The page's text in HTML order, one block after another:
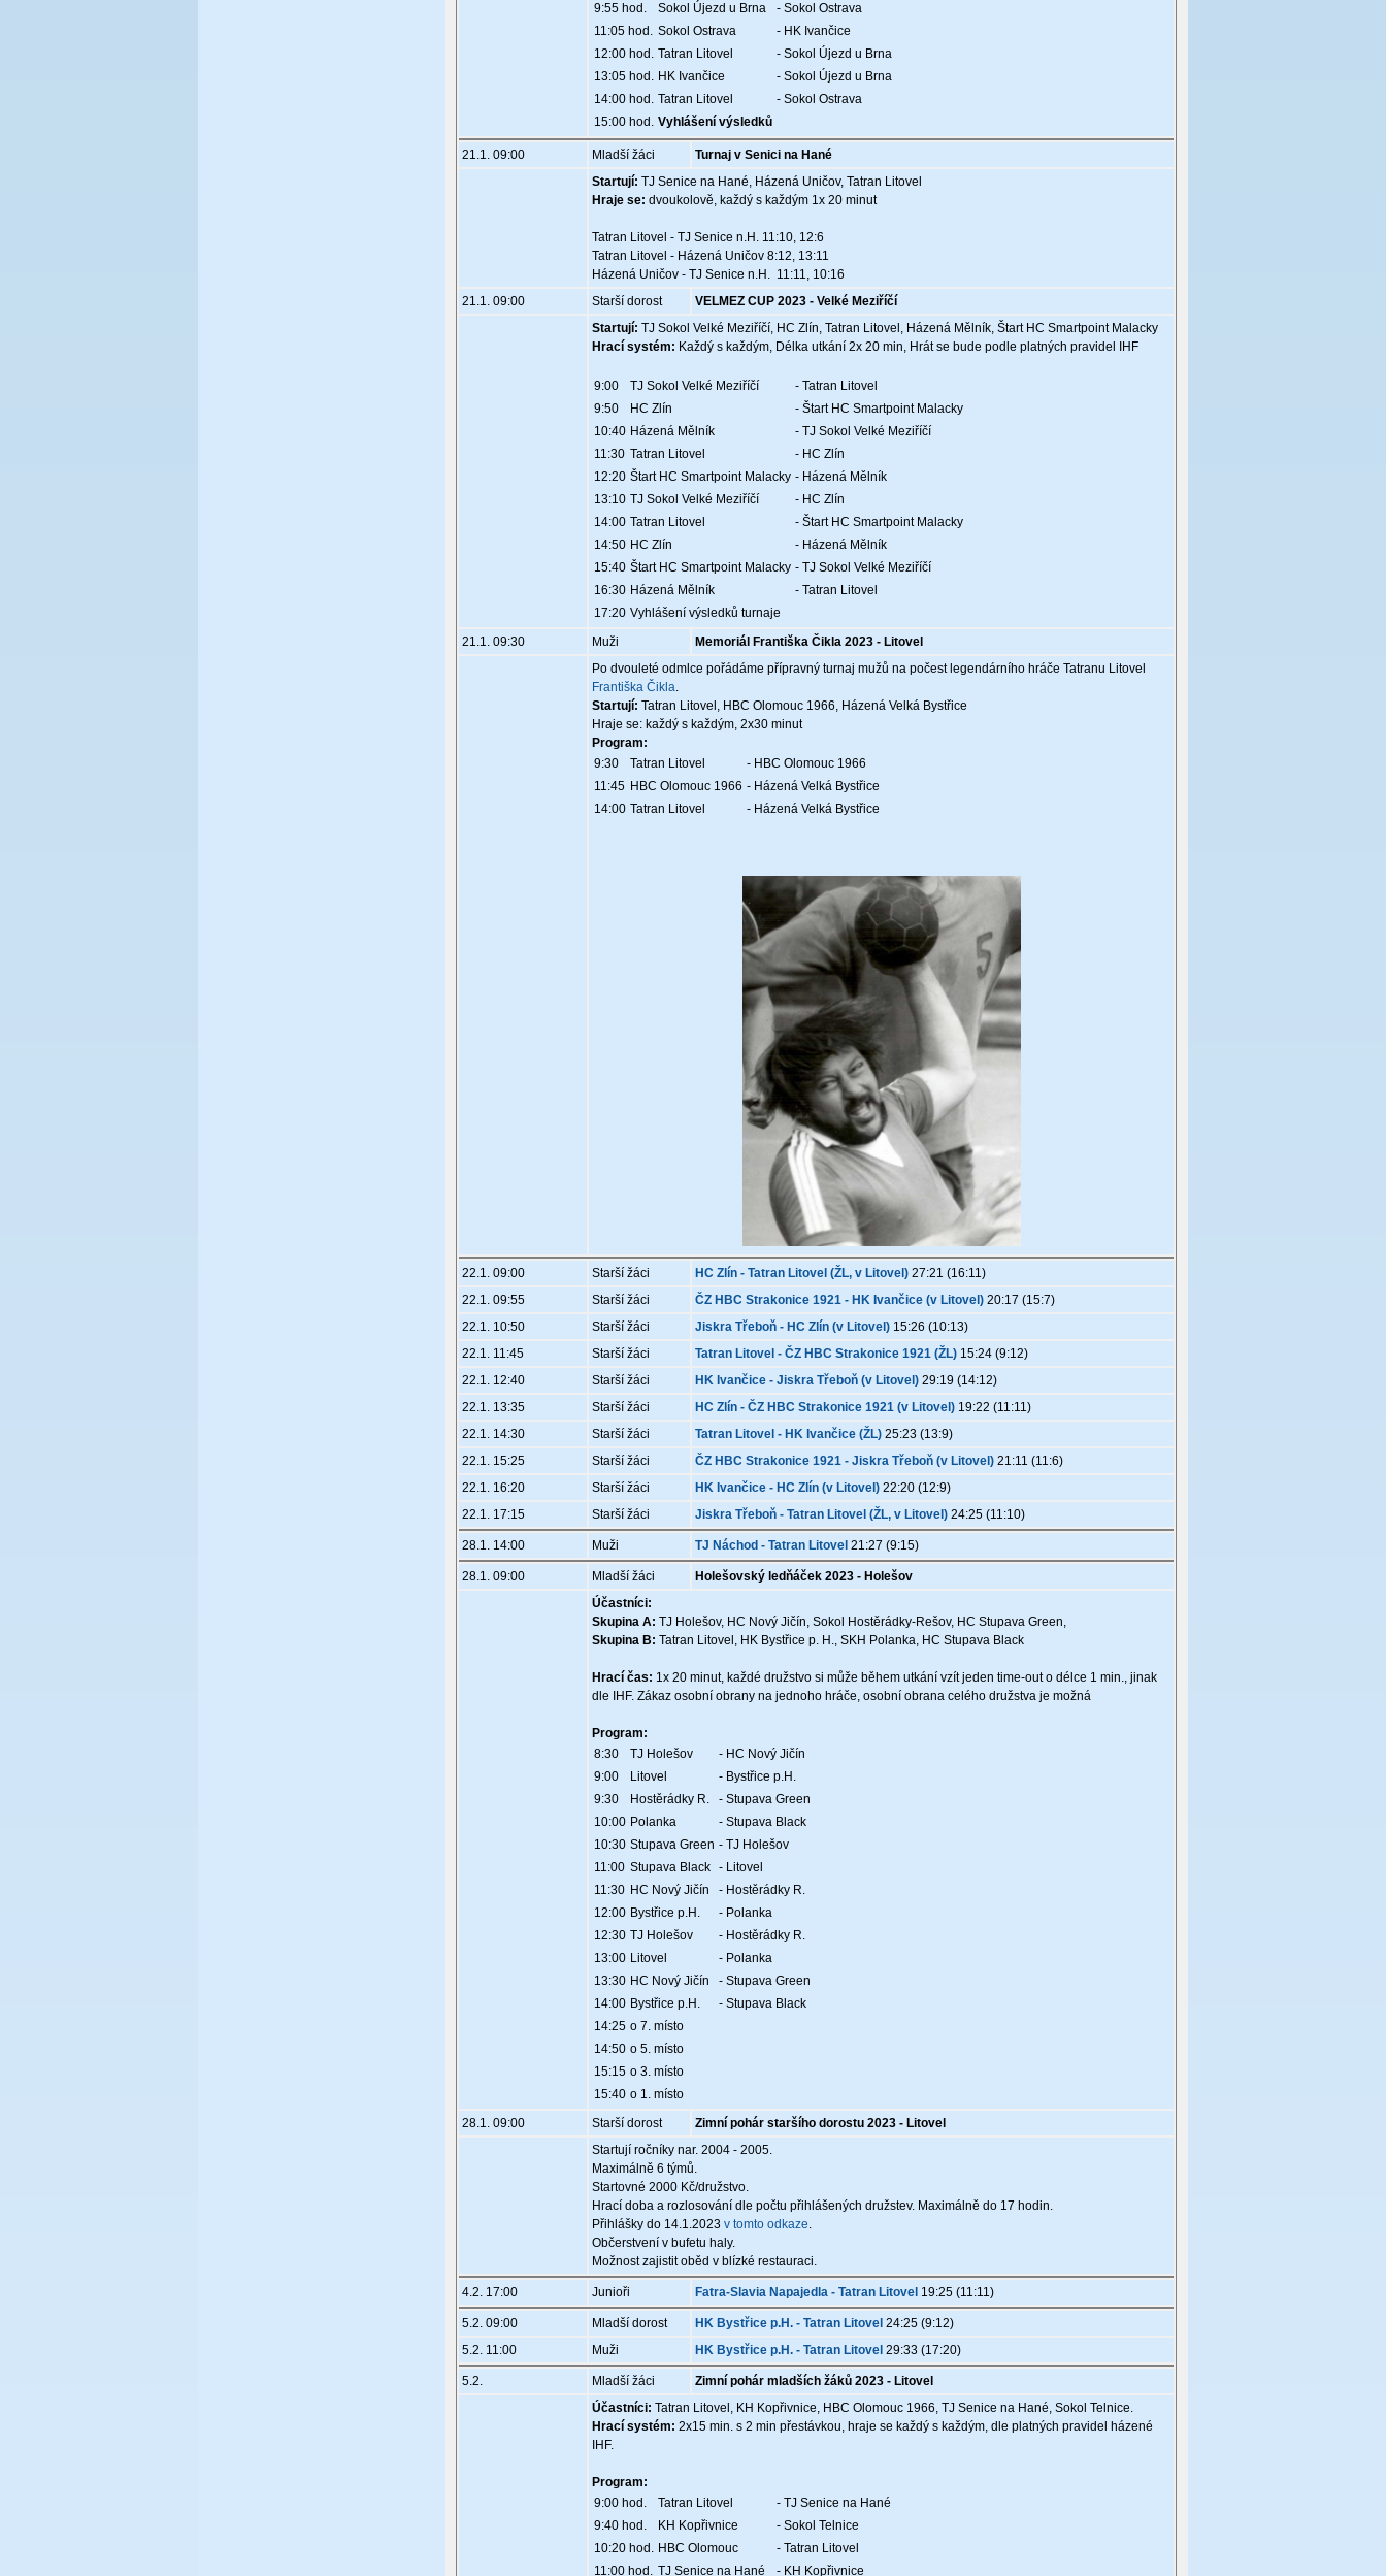
9:55 hod.
Sokol Újezd u Brna
- Sokol Ostrava
11:05 hod. Sokol Ostrava
- HK Ivančice
12:00 hod. Tatran Litovel
- Sokol Újezd u Brna
13:05 hod. HK Ivančice
- Sokol Újezd u Brna
14:00 hod. Tatran Litovel
- Sokol Ostrava
15:00 hod. Vyhlášení výsledků
21.1. 09:00 Mladší žáci
Turnaj v Senici na Hané
Startují: TJ Senice na Hané, Házená Uničov, Tatran Litovel
Hraje se: dvoukolově, každý s každým 1x 20 minut
Tatran Litovel - TJ Senice n.H. 11:10, 12:6
Tatran Litovel - Házená Uničov 8:12, 13:11
Házená Uničov - TJ Senice n.H. 11:11, 10:16
21.1. 09:00
Starší dorost
VELMEZ CUP 2023 - Velké Meziříčí
Startují: TJ Sokol Velké Meziříčí, HC Zlín, Tatran Litovel, Házená Mělník, Štart HC Smartpoint Malacky
Hrací systém: Každý s každým, Délka utkání 2x 20 min, Hrát se bude podle platných pravidel IHF
9:00 TJ Sokol Velké Meziříčí
- Tatran Litovel
9:50
HC Zlín
- Štart HC Smartpoint Malacky
10:40 Házená Mělník
- TJ Sokol Velké Meziříčí
11:30 Tatran Litovel
- HC Zlín
12:20 Štart HC Smartpoint Malacky - Házená Mělník
13:10 TJ Sokol Velké Meziříčí
- HC Zlín
14:00 Tatran Litovel
- Štart HC Smartpoint Malacky
14:50 HC Zlín
- Házená Mělník
15:40 Štart HC Smartpoint Malacky - TJ Sokol Velké Meziříčí
16:30 Házená Mělník
- Tatran Litovel
17:20 Vyhlášení výsledků turnaje
21.1. 09:30
Muži
Memoriál Františka Čikla 2023 - Litovel
Po dvouleté odmlce pořádáme přípravný turnaj mužů na počest legendárního hráče Tatranu Litovel
Františka Čikla.
Startují: Tatran Litovel, HBC Olomouc 1966, Házená Velká Bystřice
Hraje se: každý s každým, 2x30 minut
Program:
9:30
Tatran Litovel
- HBC Olomouc 1966
11:45 HBC Olomouc 1966 - Házená Velká Bystřice
14:00 Tatran Litovel - Házená Velká Bystřice
22.1. 09:00 Starší žáci HC Zlín - Tatran Litovel (ŽL, v Litovel) 27:21 (16:11)
22.1. 09:55
Starší žáci ČZ HBC Strakonice 1921 - HK Ivančice (v Litovel) 20:17 (15:7)
22.1. 10:50
Starší žáci Jiskra Třeboň - HC Zlín (v Litovel) 15:26 (10:13)
22.1. 11:45
Starší žáci Tatran Litovel - ČZ HBC Strakonice 1921 (ŽL) 15:24 (9:12)
22.1. 12:40
Starší žáci HK Ivančice - Jiskra Třeboň (v Litovel) 29:19 (14:12)
22.1. 13:35
Starší žáci HC Zlín - ČZ HBC Strakonice 1921 (v Litovel) 19:22 (11:11)
22.1. 14:30
Starší žáci Tatran Litovel - HK Ivančice (ŽL) 25:23 (13:9)
22.1. 15:25
Starší žáci ČZ HBC Strakonice 1921 - Jiskra Třeboň (v Litovel) 21:11 (11:6)
22.1. 16:20
Starší žáci HK Ivančice - HC Zlín (v Litovel) 22:20 (12:9)
22.1. 17:15
Starší žáci Jiskra Třeboň - Tatran Litovel (ŽL, v Litovel) 24:25 (11:10)
28.1. 14:00 Muži TJ Náchod - Tatran Litovel 21:27 (9:15)
28.1. 09:00 Mladší žáci
Holešovský ledňáček 2023 - Holešov
Účastníci:
Skupina A:TJ Holešov, HC Nový Jičín, Sokol Hostěrádky-Rešov, HC Stupava Green,
Skupina B: Tatran Litovel, HK Bystřice p. H., SKH Polanka, HC Stupava Black
Hrací čas: 1x 20 minut, každé družstvo si může během utkání vzít jeden time-out o délce 1 min., jinak
dle IHF. Zákaz osobní obrany na jednoho hráče, osobní obrana celého družstva je možná
Program:
8:30
TJ Holešov
- HC Nový Jičín
9:00
Litovel
- Bystřice p.H.
9:30
Hostěrádky R.
- Stupava Green
10:00 Polanka
- Stupava Black
10:30 Stupava Green - TJ Holešov
11:00 Stupava Black
- Litovel
11:30 HC Nový Jičín
- Hostěrádky R.
12:00 Bystřice p.H.
- Polanka
12:30 TJ Holešov
- Hostěrádky R.
13:00 Litovel
- Polanka
13:30 HC Nový Jičín
- Stupava Green
14:00 Bystřice p.H.
- Stupava Black
14:25 o 7. místo
14:50 o 5. místo
15:15 o 3. místo
15:40 o 1. místo
28.1. 09:00
Starší dorost
Zimní pohár staršího dorostu 2023 - Litovel
Startují ročníky nar. 2004 - 2005.
Maximálně 6 týmů.
Startovné 2000 Kč/družstvo.
Hrací doba a rozlosování dle počtu přihlášených družstev. Maximálně do 17 hodin.
Přihlášky do 14.1.2023v tomto odkaze.
Občerstvení v bufetu haly.
Možnost zajistit oběd v blízké restauraci.
4.2. 17:00 Junioři Fatra-Slavia Napajedla - Tatran Litovel 19:25 (11:11)
5.2. 09:00 Mladší dorost HK Bystřice p.H. - Tatran Litovel 24:25 (9:12)
5.2. 11:00
Muži HK Bystřice p.H. - Tatran Litovel 29:33 (17:20)
5.2. Mladší žáci
Zimní pohár mladších žáků 2023 - Litovel
Účastníci: Tatran Litovel, KH Kopřivnice, HBC Olomouc 1966, TJ Senice na Hané, Sokol Telnice.
Hrací systém: 2x15 min. s 2 min přestávkou, hraje se každý s každým, dle platných pravidel házené
IHF.
Program:
9:00 hod.
Tatran Litovel
- TJ Senice na Hané
9:40 hod.
KH Kopřivnice
- Sokol Telnice
10:20 hod. HBC Olomouc
- Tatran Litovel
11:00 hod. TJ Senice na Hané - KH Kopřivnice